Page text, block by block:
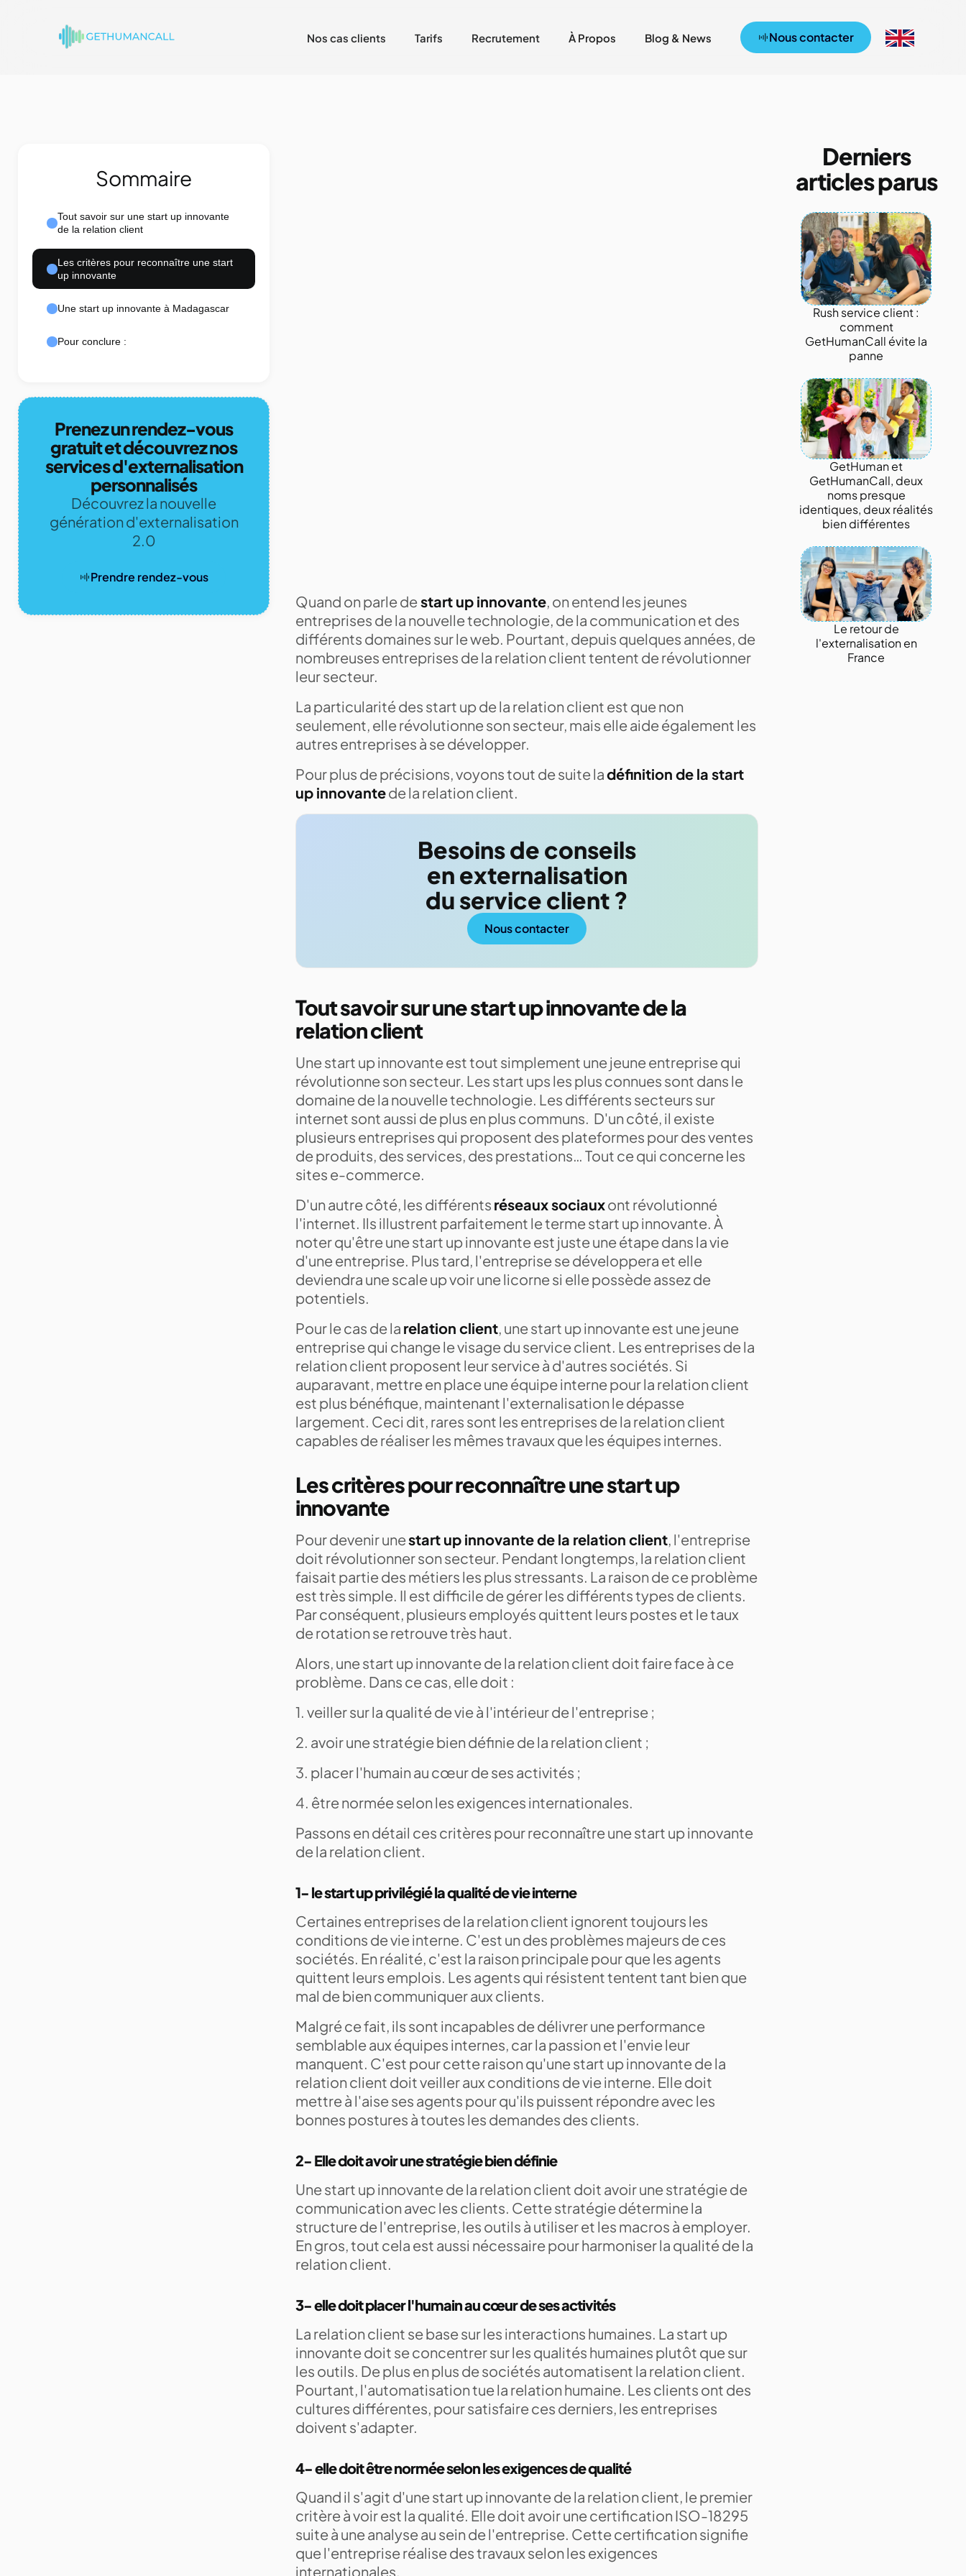
Nos cas clients Tarifs Recrutement À Propos Blog & News Nous contacter
Sommaire
Tout savoir sur une start up innovante
de la relation client
Les critères pour reconnaître une start
up innovante
Une start up innovante à Madagascar
Pour conclure :
Prenez un rendez-vous
gratuit et découvrez nos
services d'externalisation
personnalisés
Découvrez la nouvelle
génération d'externalisation
2.0
Prendre rendez-vous
Derniers
articles parus
Rush service client :
comment
GetHumanCall évite la
panne
GetHuman et
GetHumanCall, deux
noms presque
identiques, deux réalités
bien différentes
Le retour de
l'externalisation en
France
Quand on parle destart up innovante, on entend les jeunes
entreprises de la nouvelle technologie, de la communication et des
différents domaines sur le web. Pourtant, depuis quelques années, de
nombreuses entreprises de la relation client tentent de révolutionner
leur secteur.
La particularité des start up de la relation client est que non
seulement, elle révolutionne son secteur, mais elle aide également les
autres entreprises à se développer.
Pour plus de précisions, voyons tout de suite ladéfinition de la start
up innovantede la relation client.
Besoins de conseils
en externalisation
du service client ?
Nous contacter
Tout savoir sur une start up innovante de la
relation client
Une start up innovante est tout simplement une jeune entreprise qui
révolutionne son secteur. Les start ups les plus connues sont dans le
domaine de la nouvelle technologie. Les différents secteurs sur
internet sont aussi de plus en plus communs. D'un côté, il existe
plusieurs entreprises qui proposent des plateformes pour des ventes
de produits, des services, des prestations… Tout ce qui concerne les
sites e-commerce.
D'un autre côté, les différents réseaux sociauxont révolutionné
l'internet. Ils illustrent parfaitement le terme start up innovante. À
noter qu'être une start up innovante est juste une étape dans la vie
d'une entreprise. Plus tard, l'entreprise se développera et elle
deviendra une scale up voir une licorne si elle possède assez de
potentiels.
Pour le cas de la relation client, une start up innovante est une jeune
entreprise qui change le visage du service client. Les entreprises de la
relation client proposent leur service à d'autres sociétés. Si
auparavant, mettre en place une équipe interne pour la relation client
est plus bénéfique, maintenant l'externalisation le dépasse
largement. Ceci dit, rares sont les entreprises de la relation client
capables de réaliser les mêmes travaux que les équipes internes.
Les critères pour reconnaître une start up
innovante
Pour devenir unestart up innovante de la relation client, l'entreprise
doit révolutionner son secteur. Pendant longtemps, la relation client
faisait partie des métiers les plus stressants. La raison de ce problème
est très simple. Il est difficile de gérer les différents types de clients.
Par conséquent, plusieurs employés quittent leurs postes et le taux
de rotation se retrouve très haut.
Alors, une start up innovante de la relation client doit faire face à ce
problème. Dans ce cas, elle doit :
1. veiller sur la qualité de vie à l'intérieur de l'entreprise ;
2. avoir une stratégie bien définie de la relation client ;
3. placer l'humain au cœur de ses activités ;
4. être normée selon les exigences internationales.
Passons en détail ces critères pour reconnaître une start up innovante
de la relation client.
1- le start up privilégié la qualité de vie interne
Certaines entreprises de la relation client ignorent toujours les
conditions de vie interne. C'est un des problèmes majeurs de ces
sociétés. En réalité, c'est la raison principale pour que les agents
quittent leurs emplois. Les agents qui résistent tentent tant bien que
mal de bien communiquer aux clients.
Malgré ce fait, ils sont incapables de délivrer une performance
semblable aux équipes internes, car la passion et l'envie leur
manquent. C'est pour cette raison qu'une start up innovante de la
relation client doit veiller aux conditions de vie interne. Elle doit
mettre à l'aise ses agents pour qu'ils puissent répondre avec les
bonnes postures à toutes les demandes des clients.
2- Elle doit avoir une stratégie bien définie
Une start up innovante de la relation client doit avoir une stratégie de
communication avec les clients. Cette stratégie détermine la
structure de l'entreprise, les outils à utiliser et les macros à employer.
En gros, tout cela est aussi nécessaire pour harmoniser la qualité de la
relation client.
3- elle doit placer l'humain au cœur de ses activités
La relation client se base sur les interactions humaines. La start up
innovante doit se concentrer sur les qualités humaines plutôt que sur
les outils. De plus en plus de sociétés automatisent la relation client.
Pourtant, l'automatisation tue la relation humaine. Les clients ont des
cultures différentes, pour satisfaire ces derniers, les entreprises
doivent s'adapter.
4- elle doit être normée selon les exigences de qualité
Quand il s'agit d'une start up innovante de la relation client, le premier
critère à voir est la qualité. Elle doit avoir une certification ISO-18295
suite à une analyse au sein de l'entreprise. Cette certification signifie
que l'entreprise réalise des travaux selon les exigences
internationales.